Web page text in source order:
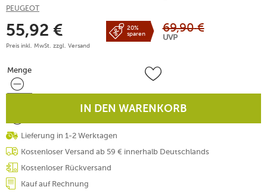
PEUGEOT
55,92 €
Preis inkl. MwSt. zzgl. Versand
20%
sparen
69,90 €
UVP
Menge
Menge
IN DEN WARENKORB
Lieferung in 1-2 Werktagen
Kostenloser Versand ab 59 € innerhalb Deutschlands
Kostenloser Rückversand
Kauf auf Rechnung